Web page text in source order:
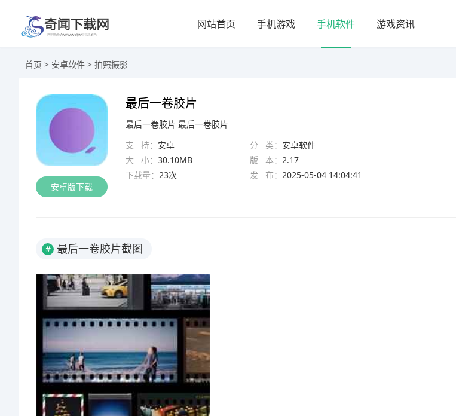
网站首页 手机游戏 手机软件 游戏资讯
首页 > 安卓软件 > 拍照摄影
安卓版下载
最后一卷胶片
最后一卷胶片 最后一卷胶片
支 持： 安卓 分 类： 安卓软件
大 小： 30.10MB 版 本： 2.17
下载量： 23次 发 布： 2025-05-04 14:04:41
# 最后一卷胶片截图